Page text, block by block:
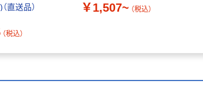
直送品）
（税込）
￥1,507~ （税込）
ーフリー）
クル 検査用